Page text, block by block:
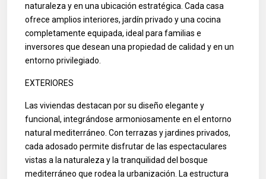
naturaleza y en una ubicación estratégica. Cada casa
ofrece amplios interiores, jardín privado y una cocina
completamente equipada, ideal para familias e
inversores que desean una propiedad de calidad y en un
entorno privilegiado.
EXTERIORES
Las viviendas destacan por su diseño elegante y
funcional, integrándose armoniosamente en el entorno
natural mediterráneo. Con terrazas y jardines privados,
cada adosado permite disfrutar de las espectaculares
vistas a la naturaleza y la tranquilidad del bosque
mediterráneo que rodea la urbanización. La estructura